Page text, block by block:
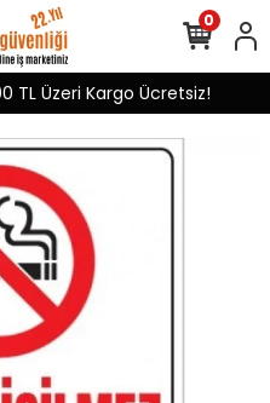
TL Üzeri Kargo Ücretsiz!
0